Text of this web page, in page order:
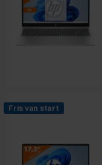
Fris van start